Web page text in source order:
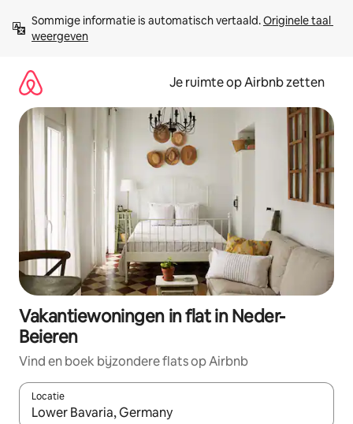
direct
naar
Sommige informatie is automatisch vertaald. Originele taal
weergeven
Je ruimte op Airbnb zetten
Vakantiewoningen in flat in Neder-
Beieren
Vind en boek bijzondere flats op Airbnb
Locatie
Wanneer er suggesties beschikbaar zijn, maak je een keuze